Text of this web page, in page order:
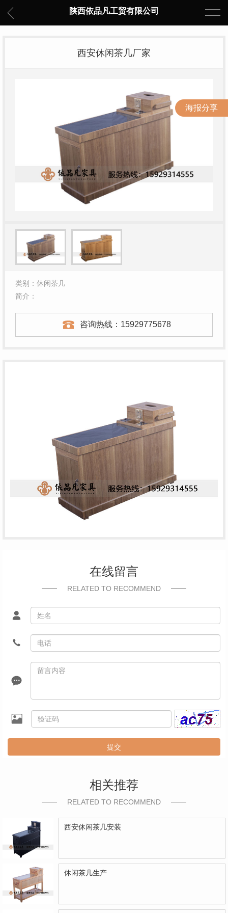
陕西依品凡工贸有限公司
西安休闲茶几厂家
类别：休闲茶几
简介：
咨询热线： 15929775678
在线留言
RELATED TO RECOMMEND
提交
相关推荐
RELATED TO RECOMMEND
西安休闲茶几安装
休闲茶几生产
海报分享